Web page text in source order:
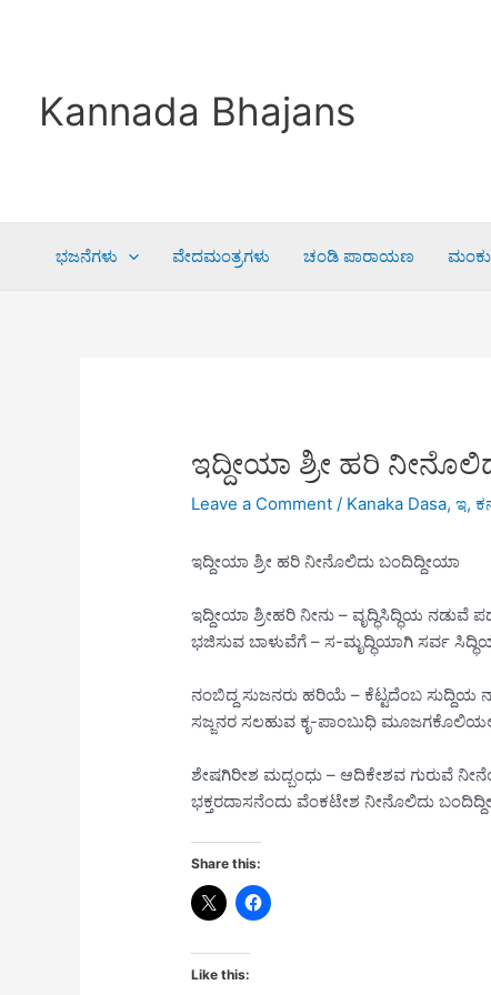
Kannada Bhajans
ಭಜನೆಗಳು ವೇದಮಂತ್ರಗಳು ಚಂಡಿ ಪಾರಾಯಣ
ಇದ್ದೀಯಾ ಶ್ರೀ ಹರಿ
Leave a Comment / Kanaka Dasa,ಇ,
ಇದ್ದೀಯಾ ಶ್ರೀ ಹರಿ ನೀನೊಲಿದು ಬಂದಿದ್ದೀಯಾ
ಇದ್ದೀಯಾ ಶ್ರೀಹರಿ ನೀನು – ವೃದ್ಧಿಸಿದ್ಧಿಯ
ಭಜಿಸುವ ಬಾಳುವೆಗೆ – ಸ-ಮೃದ್ಧಿಯಾಗಿ ಸರ್ವ
ನಂಬಿದ್ದ ಸುಜನರು ಹರಿಯೆ – ಕೆಟ್ಟದೆಂಬ
ಸಜ್ಜನರ ಸಲಹುವ ಕೃ-ಪಾಂಬುಧಿ
ಶೇಷಗಿರೀಶ ಮದ್ಬಂಧು – ಆದಿಕೇಶವ ಗುರುವೆ
ಭಕ್ತರದಾಸನೆಂದು ವೆಂಕಟೇಶ ನೀನೊಲಿದು
Share this:
Like this: